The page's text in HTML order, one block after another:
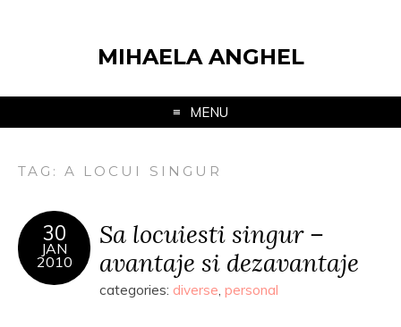
MIHAELA ANGHEL
MENU
TAG:A LOCUI SINGUR
30
JAN
2010
Sa locuiesti singur –
avantaje si dezavantaje
categories: diverse, personal